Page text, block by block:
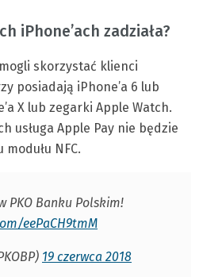
iPhone’ach zadziała?
skorzystać klienci
posiadają iPhone’a 6 lub
X lub zegarki Apple Watch.
usługa Apple Pay nie będzie
NFC.
PKO Banku Polskim!
eePaCH9tmM
19 czerwca 2018